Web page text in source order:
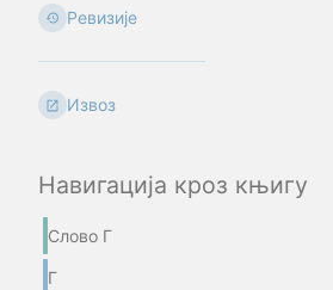
Ревизије
Извоз
Навигација кроз књигу
Слово Г
Г